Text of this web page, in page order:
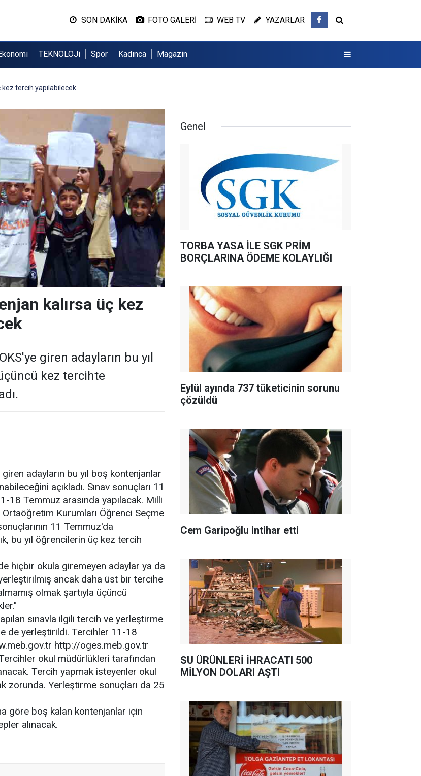
SON DAKİKA FOTO GALERİ WEB TV YAZARLAR
TEKNOLOJi Spor Kadınca Magazin
kez tercih yapılabilecek
kalırsa üç kez
giren adayların bu yıl
kez tercihte
giren adayların bu yıl boş kontenjanlar
açıkladı. Sınav sonuçları 11
18 Temmuz arasında yapılacak. Milli
Ortaöğretim Kurumları Öğrenci Seçme
11 Temmuz'da
bu yıl öğrencilerin üç kez tercih
hiçbir okula giremeyen adaylar ya da
ancak daha üst bir tercihe
olmak şartıyla üçüncü
sınavla ilgili tercih ve yerleştirme
de yerleştirildi. Tercihler 11-18
http://oges.meb.gov.tr
okul müdürlükleri tarafından
Tercih yapmak isteyenler okul
zorunda. Yerleştirme sonuçları da 25
göre boş kalan kontenjanlar için
alınacak.
Genel
TORBA YASA İLE SGK PRİM
BORÇLARINA ÖDEME KOLAYLIĞI
Eylül ayında 737 tüketicinin sorunu
çözüldü
Cem Garipoğlu intihar etti
SU ÜRÜNLERİ İHRACATI 500
MİLYON DOLARI AŞTI